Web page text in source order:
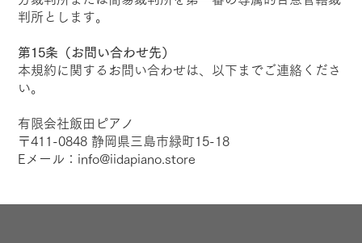
判所とします。
第15条（お問い合わせ先）
本規約に関するお問い合わせは、以下までご連絡くださ
い。
有限会社飯田ピアノ
〒411-0848 静岡県三島市緑町15-18
Eメール：info@iidapiano.store